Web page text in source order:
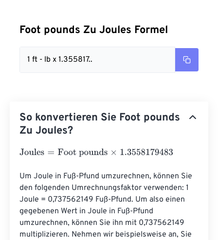
Foot pounds Zu Joules Formel
1 ft - lb x 1.355817..
So konvertieren Sie Foot pounds
Zu Joules?
Joules= Foot pounds×1.3558179483
Um Joule in Fuß-Pfund umzurechnen, können Sie
den folgenden Umrechnungsfaktor verwenden: 1
Joule = 0,737562149 Fuß-Pfund. Um also einen
gegebenen Wert in Joule in Fuß-Pfund
umzurechnen, können Sie ihn mit 0,737562149
multiplizieren. Nehmen wir beispielsweise an, Sie